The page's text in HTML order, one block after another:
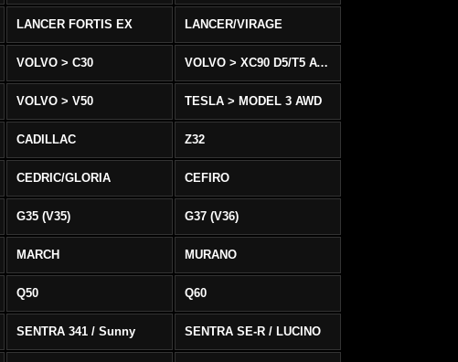
LANCER FORTIS EX LANCER/VIRAGE
VOLVO > C30 VOLVO > XC90 D5/T5 AWD
VOLVO > V50 TESLA > MODEL 3 AWD
CADILLAC Z32
CEDRIC/GLORIA CEFIRO
G35 (V35) G37 (V36)
MARCH MURANO
Q50 Q60
SENTRA 341 / Sunny SENTRA SE-R / LUCINO